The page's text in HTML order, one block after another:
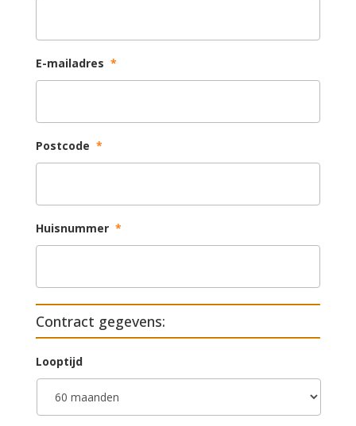
E-mailadres *
Postcode *
Huisnummer *
Contract gegevens:
Looptijd